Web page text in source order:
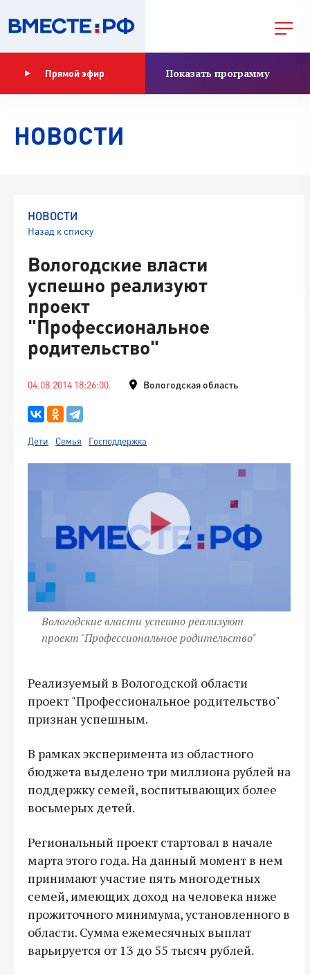
Прямой эфир Показать программу
НОВОСТИ
НОВОСТИ
Назад к списку
Вологодские власти
успешно реализуют
проект
"Профессиональное
родительство"
04.08.2014 18:26:00 Вологодская область
Дети Семья Господдержка
Вологодские власти успешно реализуют
проект "Профессиональное родительство"
Реализуемый в Вологодской области
проект "Профессиональное родительство"
признан успешным.
В рамках эксперимента из областного
бюджета выделено три миллиона рублей на
поддержку семей, воспитывающих более
восьмерых детей.
Региональный проект стартовал в начале
марта этого года. На данный момент в нем
принимают участие пять многодетных
семей, имеющих доход на человека ниже
прожиточного минимума, установленного в
области. Сумма ежемесячных выплат
варьируется от 13 до 55 тысяч рублей.